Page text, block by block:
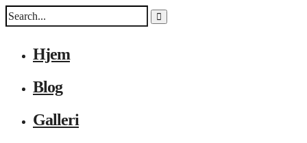
Hjem
Blog
Galleri